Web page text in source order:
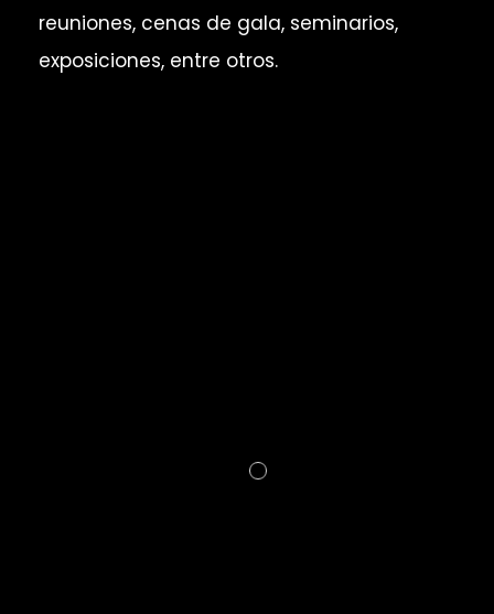
reuniones, cenas de gala, seminarios,
exposiciones, entre otros.